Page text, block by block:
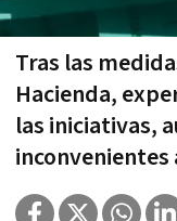
Tras las
Hacienda,
las iniciativas,
inconvenientes